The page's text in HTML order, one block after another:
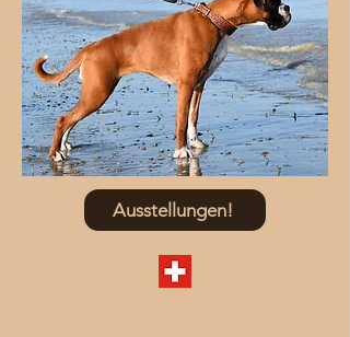
Ausstellungen!